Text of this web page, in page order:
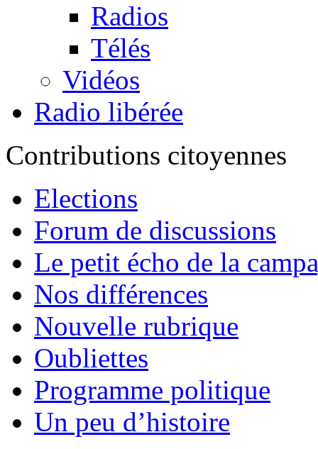
Radios
Télés
Vidéos
Radio libérée
Contributions citoyennes
Elections
Forum de discussions
Le petit écho de la
Nos différences
Nouvelle rubrique
Oubliettes
Programme politique
Un peu d’histoire